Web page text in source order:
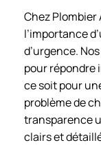
Chez
l’importance
d’urgence.
pour répondre
ce soit pour
problème de
transparence
clairs et